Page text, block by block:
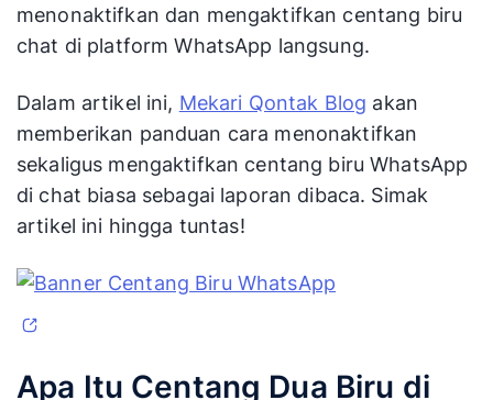
menonaktifkan dan mengaktifkan centang biru
chat di platform WhatsApp langsung.
Dalam artikel ini, Mekari Qontak Blog akan
memberikan panduan cara menonaktifkan
sekaligus mengaktifkan centang biru WhatsApp
di chat biasa sebagai laporan dibaca. Simak
artikel ini hingga tuntas!
Apa Itu Centang Dua Biru di